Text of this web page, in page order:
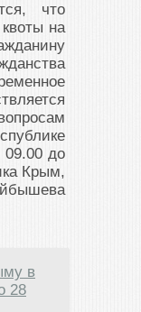
что
на
09.00 до
Крым,
в
28